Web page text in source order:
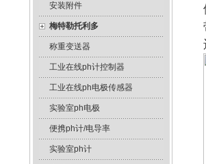
安装附件
梅特勒托利多
称重变送器
工业在线ph计控制器
工业在线ph电极传感器
实验室ph电极
便携ph计/电导率
实验室ph计